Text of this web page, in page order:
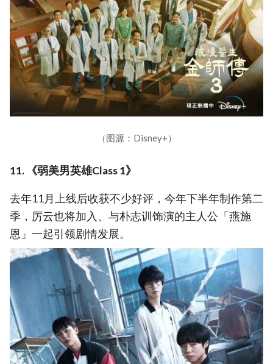
（图源：Disney+）
11. 《弱美男英雄Class 1》
去年11月上线后收获不少好评，今年下半年制作第二
季，厉云也将加入、与朴志训饰演的主人公「燕施
恩」一起引领剧情发展。